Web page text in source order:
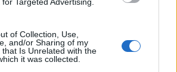
of Collection, Use,
and/or Sharing of my
that Is Unrelated with the
it was collected.
chúng ta. Chúng rất cần thiết cho
nhau. Việc hấp thụ chúng từ
khóa để duy trì sức khỏe. Nhiều
đủ BCAA từ protein trong thực